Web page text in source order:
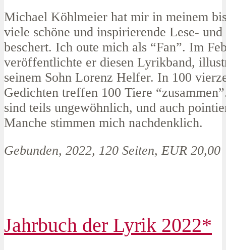
Michael Köhlmeier hat mir in meinem
viele schöne und inspirierende Lese-
beschert. Ich oute mich als “Fan”. Im
veröffentlichte er diesen Lyrikband,
seinem Sohn Lorenz Helfer. In 100
Gedichten treffen 100 Tiere
sind teils ungewöhnlich, und auch
Manche stimmen mich nachdenklich.
Gebunden, 2022, 120 Seiten, EUR 20,00
Jahrbuch der Lyrik 2022*